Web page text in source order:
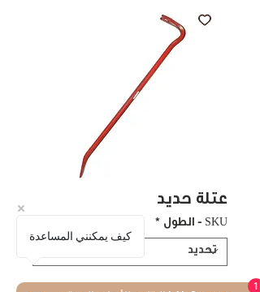
عتلة حديد
SKU - الطول *
كيف يمكنني المساعدة
1